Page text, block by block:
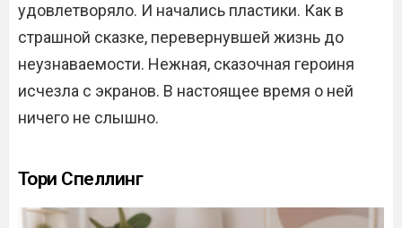
удовлетворяло. И начались пластики. Как в
страшной сказке, перевернувшей жизнь до
неузнаваемости. Нежная, сказочная героиня
исчезла с экранов. В настоящее время о ней
ничего не слышно.
Тори Спеллинг